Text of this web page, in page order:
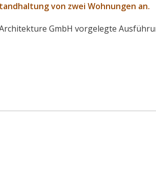
von zwei Wohnungen an.
GmbH vorgelegte